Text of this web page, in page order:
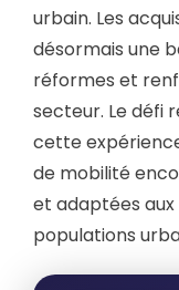
urbain. Les
désormais une
réformes et
secteur. Le défi
cette
de mobilité
et adaptées aux
populations